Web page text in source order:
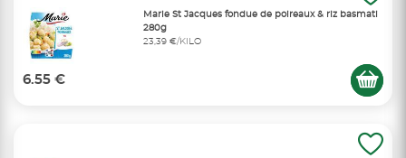
Marie St Jacques fondue de poireaux & riz basmati
280g
23,39 €/KILO
6.55 €